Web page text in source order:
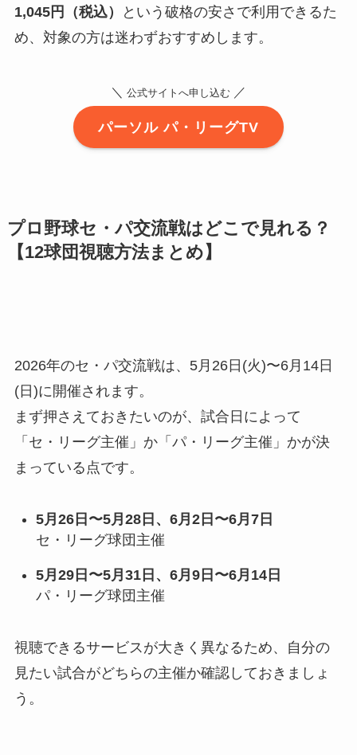
1,045円（税込）
という破格の安さで利用できるた
め、対象の方は迷わずおすすめします。
＼ 公式サイトへ申し込む ／
パーソル パ・リーグTV
プロ野球セ・パ交流戦はどこで見れる？
【12球団視聴方法まとめ】
2026年のセ・パ交流戦は、5月26日(火)〜6月14日
(日)に開催されます。
まず押さえておきたいのが、試合日によって
「セ・リーグ主催」か「パ・リーグ主催」かが決
まっている点です。
5月26日〜5月28日、6月2日〜6月7日
セ・リーグ球団主催
5月29日〜5月31日、6月9日〜6月14日
パ・リーグ球団主催
視聴できるサービスが大きく異なるため、自分の
見たい試合がどちらの主催か確認しておきましょ
う。